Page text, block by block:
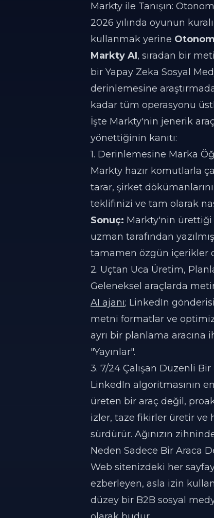
Markty ile Tanışın:
2026 yılında oyunun
kullanmak yerine
Markty AI, sıradan bir
bir Yapay Zeka Sosyal
derinlemesine
kadar tüm operasyonu
İşte Markty'nin jenerik
yönettiğinin kanıtı:
1. Derinlemesine Marka
Markty hazır komutlarla
tarar, şirket
teklifinizi ve tam olarak
Sonuç: Markty'nin ürettiği
uzman tarafından
tamamen özgün içerikler
2. Uçtan Uca Üretim,
Geleneksel araçlarda
AI ajanı; LinkedIn
metni formatlar ve
ayrı bir planlama aracına
"Yayınlar".
3. 7/24 Çalışan Düzenli
LinkedIn algoritmasının
üreten bir araç değil,
izler, taze fikirler üretir ve
sürdürür. Ağınızın
Neden Sadece Bir Araca
Web sitenizdeki her
ezberleyen, asla izin
düzey bir B2B sosyal